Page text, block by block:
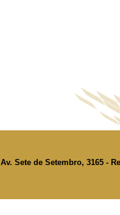
Av. Sete de Setembro, 3165 -